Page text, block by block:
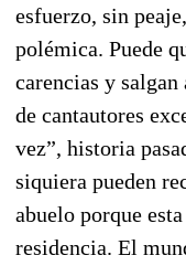
esfuerzo, sin
polémica. Puede
carencias y
de cantautores
vez”, historia
siquiera pueden
abuelo porque
residencia. El